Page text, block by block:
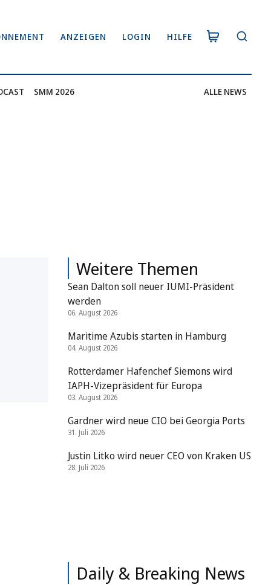
ANZEIGEN LOGIN HILFE
SMM 2026 ALLE NEWS
Weitere Themen
Sean Dalton soll neuer IUMI-Präsident
werden
06. August 2026
Maritime Azubis starten in Hamburg
04. August 2026
Rotterdamer Hafenchef Siemons wird
IAPH-Vizepräsident für Europa
03. August 2026
Gardner wird neue CIO bei Georgia Ports
31. Juli 2026
Justin Litko wird neuer CEO von Kraken US
28. Juli 2026
Daily & Breaking News